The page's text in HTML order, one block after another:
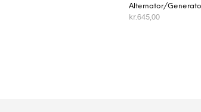
Alternator/
kr.645,00